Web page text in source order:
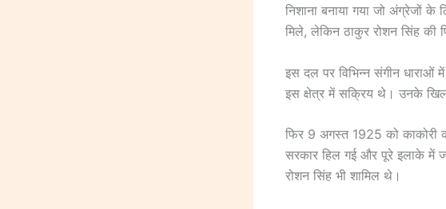
निशाना बनाया गया जो अंग्रेजों
मिले, लेकिन ठाकुर रोशन सिंह की
इस दल पर विभिन्न संगीन धाराओं
इस क्षेत्र में सक्रिय थे। उनके
फिर 9 अगस्त 1925 को काकोरी
सरकार हिल गई और पूरे इलाके में
रोशन सिंह भी शामिल थे।